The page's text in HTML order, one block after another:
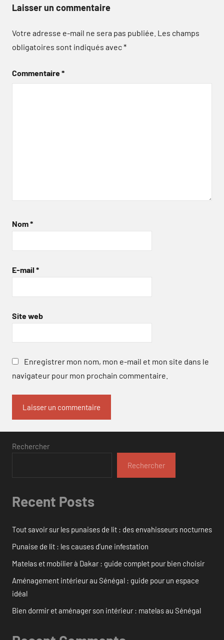
Laisser un commentaire
Votre adresse e-mail ne sera pas publiée. Les champs
obligatoires sont indiqués avec*
Commentaire*
Nom*
E-mail *
Site web
Enregistrer mon nom, mon e-mail et mon site dans le
navigateur pour mon prochain commentaire.
Rechercher
Rechercher
Recent Posts
Tout savoir sur les punaises de lit : des envahisseurs nocturnes
Punaise de lit : les causes d’une infestation
Matelas et mobilier à Dakar : guide complet pour bien choisir
Aménagement intérieur au Sénégal : guide pour un espace
idéal
Bien dormir et aménager son intérieur : matelas au Sénégal